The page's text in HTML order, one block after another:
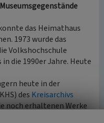
das Heimathaus
1973 wurde das
Volkshochschule
die 1990er Jahre. Heute
heute in der
des Kreisarchivs
noch erhaltenen Werke
Gründung des Archivs